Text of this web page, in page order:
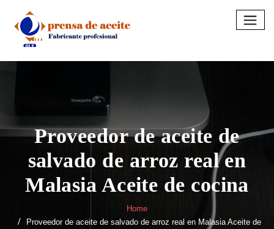
content
Proveedor de aceite de
salvado de arroz real en
Malasia Aceite de cocina
Home
Proveedor de aceite de salvado de arroz real en Malasia Aceite de